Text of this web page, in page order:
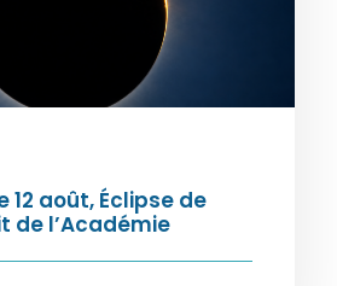
12 août, Éclipse de
de l’Académie